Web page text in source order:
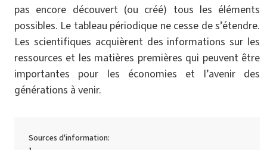
pas encore découvert (ou créé) tous les éléments
possibles. Le tableau périodique ne cesse de s’étendre.
Les scientifiques acquièrent des informations sur les
ressources et les matières premières qui peuvent être
importantes pour les économies et l’avenir des
générations à venir.
Sources d'information: